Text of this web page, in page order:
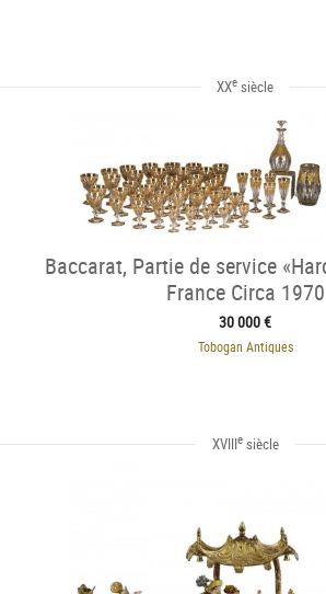
XXe siècle
Baccarat, Partie de service
France Circa 1970
30 000 €
Tobogan Antiques
XVIIIesiècle